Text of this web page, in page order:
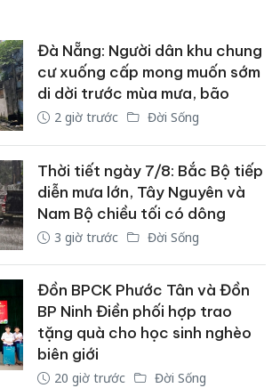
Đà Nẵng: Người dân khu chung
cư xuống cấp mong muốn sớm
di dời trước mùa mưa, bão
2 giờ trước Đời Sống
Thời tiết ngày 7/8: Bắc Bộ tiếp
diễn mưa lớn, Tây Nguyên và
Nam Bộ chiều tối có dông
3 giờ trước Đời Sống
Đồn BPCK Phước Tân và Đồn
BP Ninh Điền phối hợp trao
tặng quà cho học sinh nghèo
biên giới
20 giờ trước Đời Sống